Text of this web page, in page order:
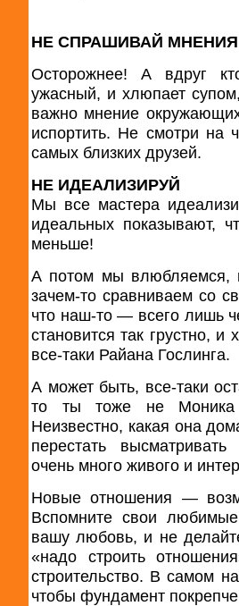
НЕ СПРАШИВАЙ
Осторожнее! А вдруг
ужасный, и хлюпает
важно мнение
испортить. Не смотри на
самых близких друзей.
НЕ ИДЕАЛИЗИРУЙ
Мы все мастера
идеальных показывают,
меньше!
А потом мы влюбляемся,
зачем-то сравниваем со
что наш-то — всего лишь
становится так грустно, и
все-таки Райана Гослинга.
А может быть, все-таки
то ты тоже не
Неизвестно, какая она
перестать
очень много живого и
Новые отношения —
Вспомните свои
вашу любовь, и не
«надо строить
строительство. В самом
чтобы фундамент